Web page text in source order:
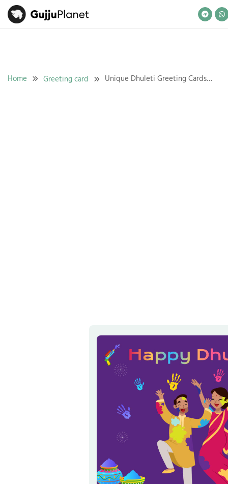
Skip
Home Greeting card
Unique Dhuleti Greeting Cards